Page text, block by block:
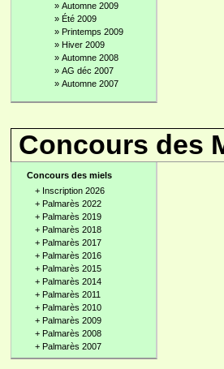
» Automne 2009
» Été 2009
» Printemps 2009
» Hiver 2009
» Automne 2008
» AG déc 2007
» Automne 2007
Concours des
Concours des miels
+ Inscription 2026
+ Palmarès 2022
+ Palmarès 2019
+ Palmarès 2018
+ Palmarès 2017
+ Palmarès 2016
+ Palmarès 2015
+ Palmarès 2014
+ Palmarès 2011
+ Palmarès 2010
+ Palmarès 2009
+ Palmarès 2008
+ Palmarès 2007